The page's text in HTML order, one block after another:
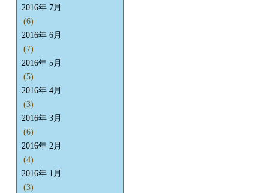
2016年 7月
(6)
2016年 6月
(7)
2016年 5月
(5)
2016年 4月
(3)
2016年 3月
(6)
2016年 2月
(4)
2016年 1月
(3)